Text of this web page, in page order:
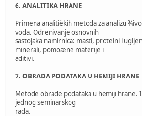
6. ANALITIKA HRANE
Primena analitièkih metoda za analizu
voda. Odrenivanje osnovnih
sastojaka namirnica: masti, proteini i
minerali, pomoæne materije i
aditivi.
7. OBRADA PODATAKA U HEMIJI HRANE
Metode obrade podataka u hemiji hrane.
jednog seminarskog
rada.